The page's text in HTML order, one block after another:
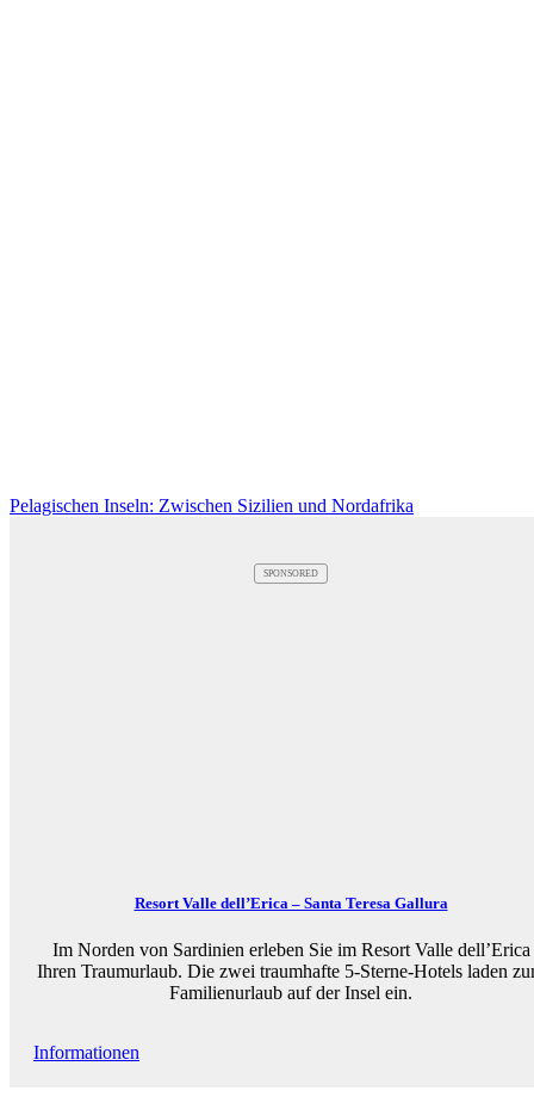
Pelagischen Inseln: Zwischen Sizilien und Nordafrika
SPONSORED
Resort Valle dell’Erica – Santa Teresa Gallura
Im Norden von Sardinien erleben Sie im Resort Valle dell’Erica
Ihren Traumurlaub. Die zwei traumhafte 5-Sterne-Hotels laden
Familienurlaub auf der Insel ein.
Informationen